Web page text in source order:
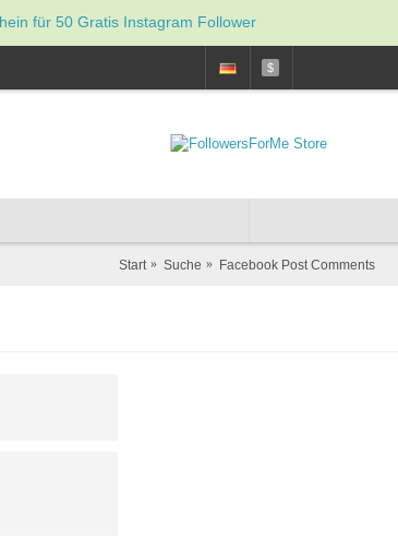
für 50 Gratis Instagram Follower
$
Start Suche Facebook Post Comments